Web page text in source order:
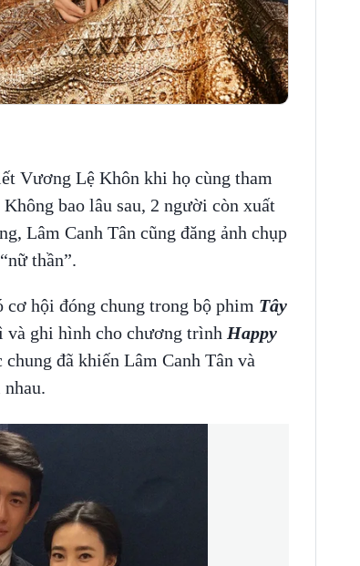
Vương Lệ Khôn khi họ cùng tham
Không bao lâu sau, 2 người còn xuất
Lâm Canh Tân cũng đăng ảnh chụp
thần”.
hội đóng chung trong bộ phim Tây
và ghi hình cho chương trình Happy
đã khiến Lâm Canh Tân và